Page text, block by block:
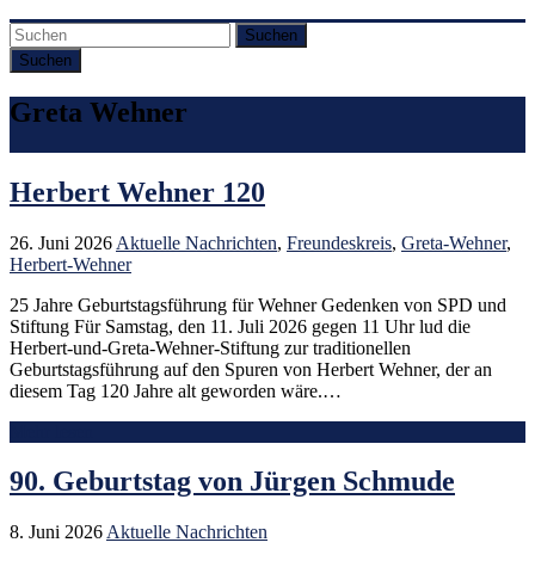
Suchen
Greta Wehner
Herbert Wehner 120
26. Juni 2026 Aktuelle Nachrichten, Freundeskreis, Greta-Wehner,
Herbert-Wehner
25 Jahre Geburtstagsführung für Wehner Gedenken von SPD und
Stiftung Für Samstag, den 11. Juli 2026 gegen 11 Uhr lud die
Herbert-und-Greta-Wehner-Stiftung zur traditionellen
Geburtstagsführung auf den Spuren von Herbert Wehner, der an
diesem Tag 120 Jahre alt geworden wäre.…
90. Geburtstag von Jürgen Schmude
8. Juni 2026 Aktuelle Nachrichten